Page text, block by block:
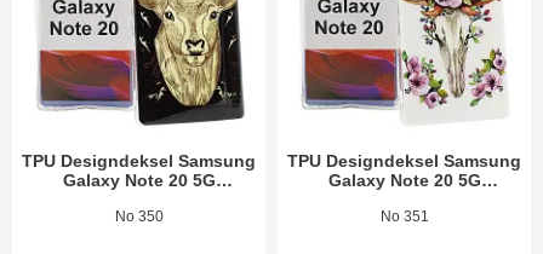
TPU Designdeksel Samsung
Galaxy Note 20 5G
Varenummer 37401
No 350
TPU Designdeksel Samsung
Galaxy Note 20 5G
Varenummer 37400
No 351